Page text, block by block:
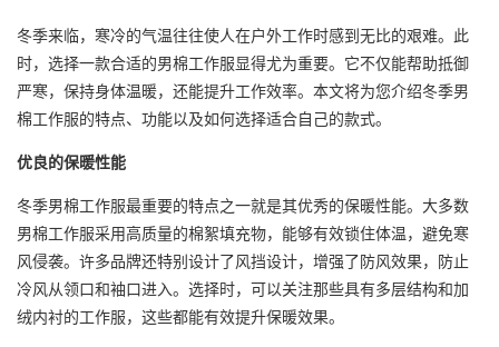
冬季来临，寒冷的气温往往使人在户外工作时感到无比的艰难。此
时，选择一款合适的男棉工作服显得尤为重要。它不仅能帮助抵御
严寒，保持身体温暖，还能提升工作效率。本文将为您介绍冬季男
棉工作服的特点、功能以及如何选择适合自己的款式。
优良的保暖性能
冬季男棉工作服最重要的特点之一就是其优秀的保暖性能。大多数
男棉工作服采用高质量的棉絮填充物，能够有效锁住体温，避免寒
风侵袭。许多品牌还特别设计了风挡设计，增强了防风效果，防止
冷风从领口和袖口进入。选择时，可以关注那些具有多层结构和加
绒内衬的工作服，这些都能有效提升保暖效果。